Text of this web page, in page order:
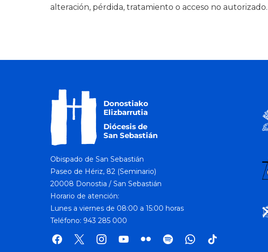
alteración, pérdida, tratamiento o acceso no autorizado.
Obispado de San Sebastián
Paseo de Hériz, 82 (Seminario)
20008 Donostia / San Sebastián
Horario de atención:
Lunes a viernes de 08:00 a 15:00 horas
Teléfono: 943 285 000
facebook
x instagramyoutube
flickr spotifywhatsapp
tik